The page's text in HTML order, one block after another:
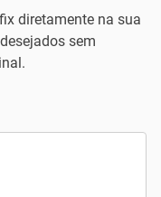
diretamente na sua
sem